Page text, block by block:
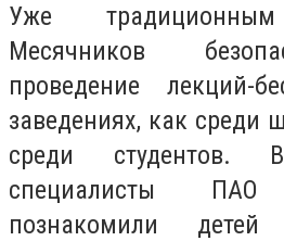
Уже
Месячников
проведение лекций-
заведениях, как среди
среди студентов.
специалисты ПАО
познакомили